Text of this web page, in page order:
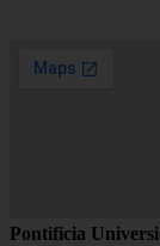
Pontificia